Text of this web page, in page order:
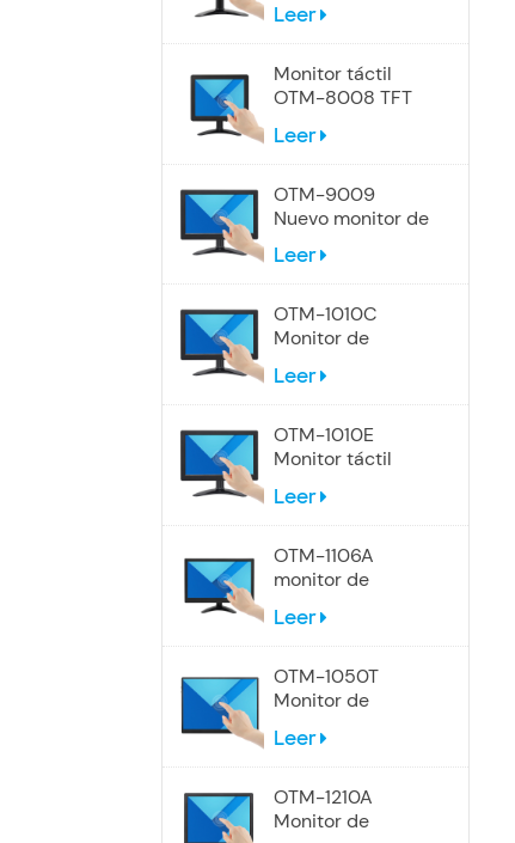
7 pulgadas
Leer
Monitor táctil
OTM-8008 TFT
pulgadas
Leer
OTM-9009
Nuevo monitor de
pantalla táctil de
9 pulgadas
Leer
OTM-1010C
Monitor de
pantalla táctil
industrial de 10,1
pulgadas
Leer
OTM-1010E
Monitor táctil
panorámico de
10,1 pulgadas
Leer
OTM-1106A
monitor de
pantalla táctil de
12 pulgadas
Leer
OTM-1050T
Monitor de
portátil USB-C de
10,5 pulgadas
Leer
OTM-1210A
Monitor de